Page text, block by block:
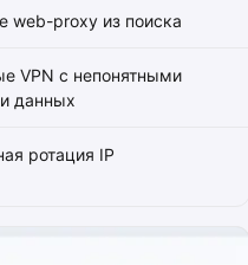
web-proxy из поиска
VPN с непонятными
данных
ротация IP